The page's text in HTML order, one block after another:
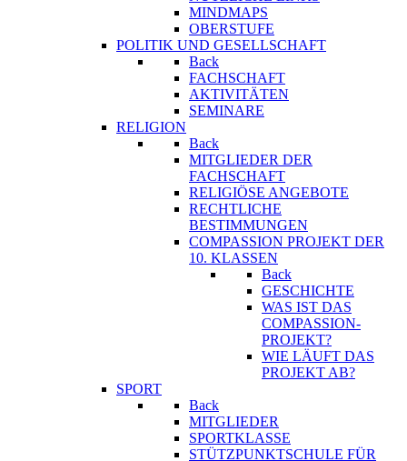
MINDMAPS
OBERSTUFE
POLITIK UND GESELLSCHAFT
Back
FACHSCHAFT
AKTIVITÄTEN
SEMINARE
RELIGION
Back
MITGLIEDER DER
FACHSCHAFT
RELIGIÖSE ANGEBOTE
RECHTLICHE
BESTIMMUNGEN
COMPASSION PROJEKT DER
10. KLASSEN
Back
GESCHICHTE
WAS IST DAS
COMPASSION-
PROJEKT?
WIE LÄUFT DAS
PROJEKT AB?
SPORT
Back
MITGLIEDER
SPORTKLASSE
STÜTZPUNKTSCHULE FÜR